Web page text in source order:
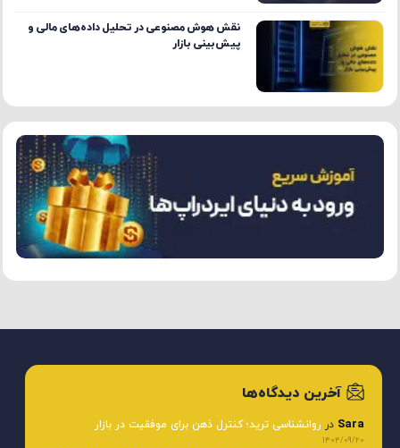
نقش هوش مصنوعی در تحلیل داده‌های مالی و
پیش‌بینی بازار
آخرین دیدگاه‌ها
Sara در روانشناسی ترید؛ کنترل ذهن برای موفقیت در بازار
1404/09/20